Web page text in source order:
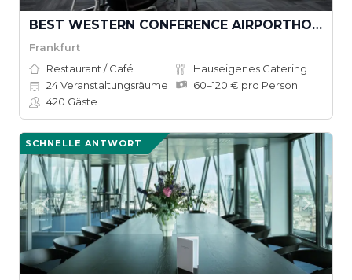
BEST WESTERN CONFERENCE AIRPORTHOTEL FRANKFURT-MÖRFELDEN
Frankfurt
Restaurant / Café
Hauseigenes Catering
24Veranstaltungsräume
60–120 € pro Person
420 Gäste
SCHNELLE ANTWORT